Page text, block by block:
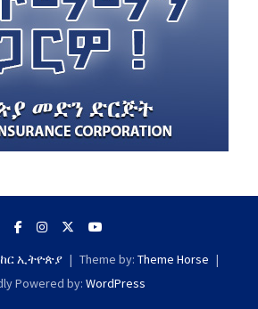
ኢትዮጵያ Theme by: Theme Horse
Powered by: WordPress